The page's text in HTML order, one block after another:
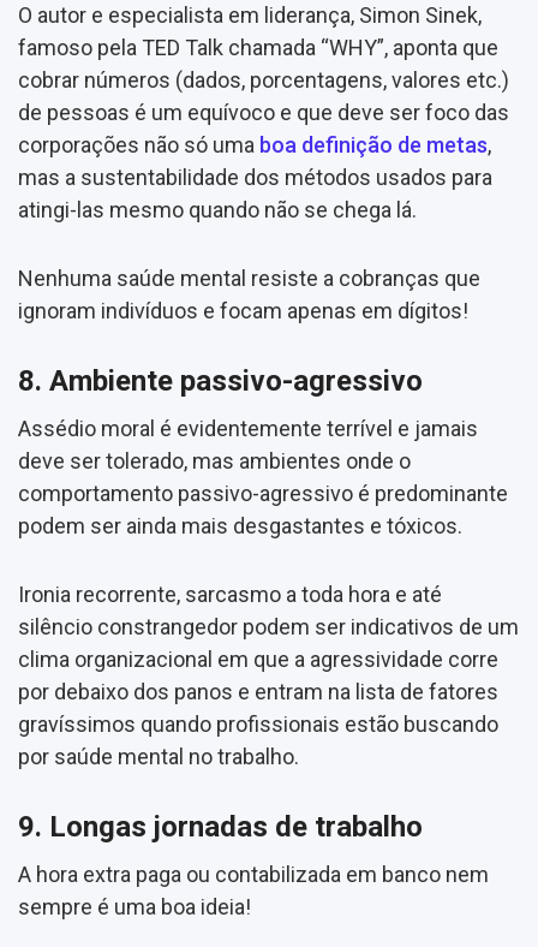
O autor e especialista em liderança, Simon Sinek,
famoso pela TED Talk chamada “WHY”, aponta que
cobrar números (dados, porcentagens, valores etc.)
de pessoas é um equívoco e que deve ser foco das
corporações não só uma boa definição de metas,
mas a sustentabilidade dos métodos usados para
atingi-las mesmo quando não se chega lá.
Nenhuma saúde mental resiste a cobranças que
ignoram indivíduos e focam apenas em dígitos!
8. Ambiente passivo-agressivo
Assédio moral é evidentemente terrível e jamais
deve ser tolerado, mas ambientes onde o
comportamento passivo-agressivo é predominante
podem ser ainda mais desgastantes e tóxicos.
Ironia recorrente, sarcasmo a toda hora e até
silêncio constrangedor podem ser indicativos de um
clima organizacional em que a agressividade corre
por debaixo dos panos e entram na lista de fatores
gravíssimos quando profissionais estão buscando
por saúde mental no trabalho.
9. Longas jornadas de trabalho
A hora extra paga ou contabilizada em banco nem
sempre é uma boa ideia!